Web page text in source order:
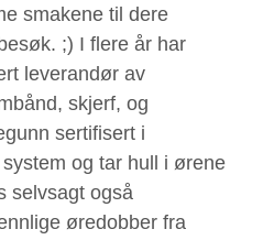
smakene til dere
år har
leverandør av
skjerf, og
sertifisert i
og tar hull i ørene
selvsagt også
øredobber fra